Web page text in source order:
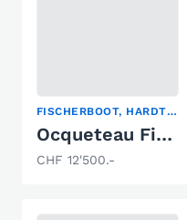
FISCHERBOOT, HARDTOP, PILOTHAUS
Ocqueteau Fish 610
CHF 12'500.-